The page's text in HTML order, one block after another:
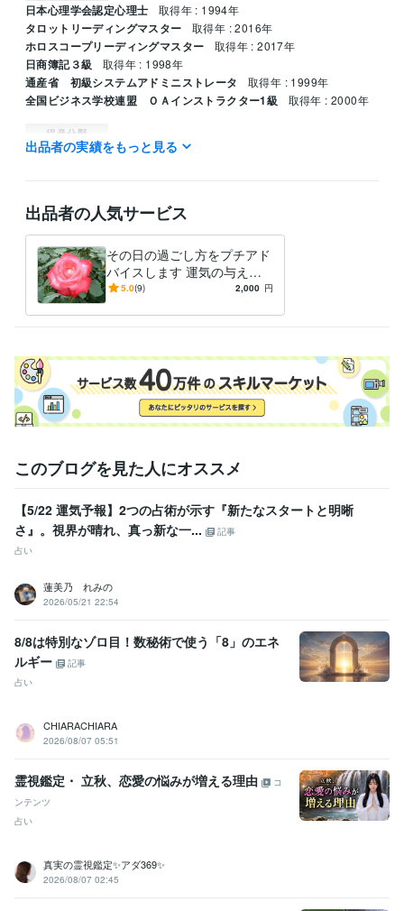
日本心理学会認定心理士 取得年 : 1994年
タロットリーディングマスター 取得年 : 2016年
ホロスコープリーディングマスター 取得年 : 2017年
日商簿記３級 取得年 : 1998年
通産省 初級システムアドミニストレータ 取得年 : 1999年
全国ビジネス学校連盟 ＯＡインストラクター1級 取得年 : 2000年
得意分野
占い 仕事上の人間関係　企業の本音
出品者の実績をもっと見る
出品者の人気サービス
その日の過ごし方をプチアド
バイスします 運気の与える
神秘の世界を覗いてみません
5.0(9) 2,000 円
このブログを見た人にオススメ
【5/22 運気予報】2つの占術が示す『新たなスタートと明晰
さ』。視界が晴れ、真っ新な一...
記事
占い
蓮美乃 れみの
2026/05/21 22:54
8/8は特別なゾロ目！数秘術で使う「8」のエネ
ルギー
記事
占い
CHIARACHIARA
2026/08/07 05:51
霊視鑑定・ 立秋、恋愛の悩みが増える理由
コ
ンテンツ
占い
真実の霊視鑑定✨アダ369✨
2026/08/07 02:45